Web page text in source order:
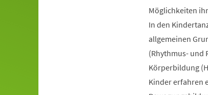
Möglichkeiten
In den
allgemeinen
(Rhythmus- und
Körperbildung
Kinder erfahren